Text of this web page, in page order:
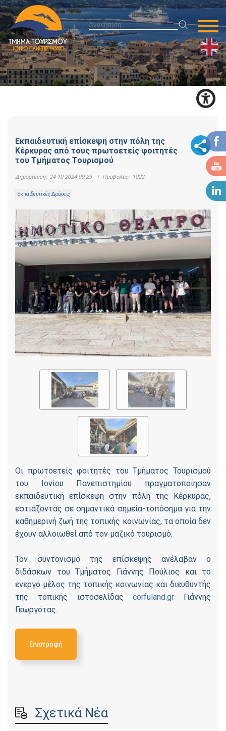
Εκπαιδευτική επίσκεψη στην πόλη της
Κέρκυρας από τους πρωτοετείς φοιτητές
του Τμήματος Τουρισμού
Δημοσίευση: 24-10-2024 09:23 | Προβολές: 1022
Εκπαιδευτικές Δράσεις
Οι πρωτοετείς φοιτητές του Τμήματος Τουρισμού
του Ιονίου Πανεπιστημίου πραγματοποίησαν
εκπαιδευτική επίσκεψη στην πόλη της Κέρκυρας,
εστιάζοντας σε σημαντικά σημεία-τοπόσημα για την
καθημερινή ζωή της τοπικής κοινωνίας, τα οποία δεν
έχουν αλλοιωθεί από τον μαζικό τουρισμό.
Τον συντονισμό της επίσκεψης ανέλαβαν ο
διδάσκων του Τμήματος Γιάννης Πούλιος και το
ενεργό μέλος της τοπικής κοινωνίας και διευθυντής
της τοπικής ιστοσελίδαςcorfuland.gr Γιάννης
Γεωργότας.
Επιστροφή
Σχετικά Νέα